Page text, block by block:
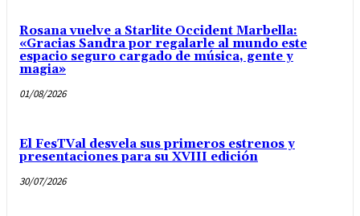
Rosana vuelve a Starlite Occident Marbella:
«Gracias Sandra por regalarle al mundo este
espacio seguro cargado de música, gente y
magia»
01/08/2026
El FesTVal desvela sus primeros estrenos y
presentaciones para su XVIII edición
30/07/2026